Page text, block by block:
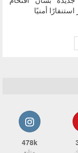
أمنيًا
478k
متابع